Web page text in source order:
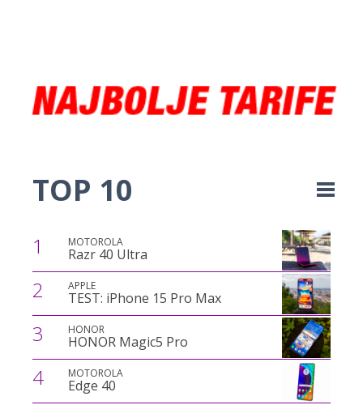
TOP 10
1 MOTOROLA
Razr 40 Ultra
2 APPLE
TEST: iPhone 15 Pro Max
3 HONOR
HONOR Magic5 Pro
4 MOTOROLA
Edge 40